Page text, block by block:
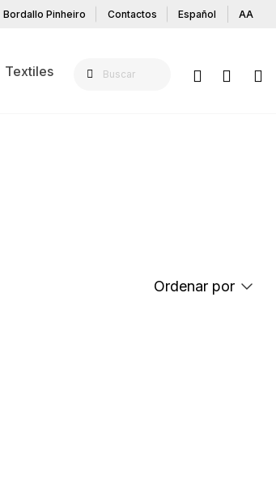
Bordallo Pinheiro Contactos Español AA
Textiles
MESA